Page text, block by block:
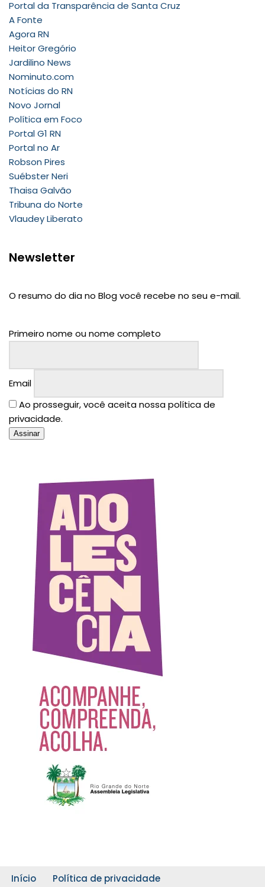
Portal da Transparência de Santa Cruz
A Fonte
Agora RN
Heitor Gregório
Jardilino News
Nominuto.com
Notícias do RN
Novo Jornal
Política em Foco
Portal G1 RN
Portal no Ar
Robson Pires
Suébster Neri
Thaisa Galvão
Tribuna do Norte
Vlaudey Liberato
Newsletter
O resumo do dia no Blog você recebe no seu e-mail.
Primeiro nome ou nome completo
Email
Ao prosseguir, você aceita nossa política de
privacidade.
Início Política de privacidade